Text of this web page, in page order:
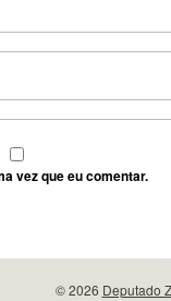
vez que eu comentar.
© 2026 Deputado